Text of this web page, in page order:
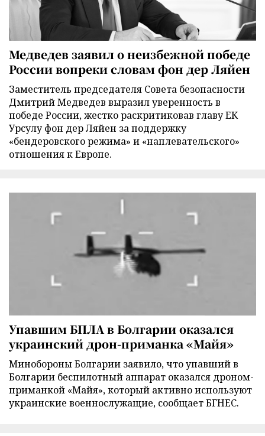
Медведев заявил о неизбежной победе
России вопреки словам фон дер Ляйен
Заместитель председателя Совета безопасности
Дмитрий Медведев выразил уверенность в
победе России, жестко раскритиковав главу ЕК
Урсулу фон дер Ляйен за поддержку
«бендеровского режима» и «наплевательского»
отношения к Европе.
Упавшим БПЛА в Болгарии оказался
украинский дрон-приманка «Майя»
Минобороны Болгарии заявило, что упавший в
Болгарии беспилотный аппарат оказался дроном-
приманкой «Майя», который активно используют
украинские военнослужащие, сообщает БГНЕС.